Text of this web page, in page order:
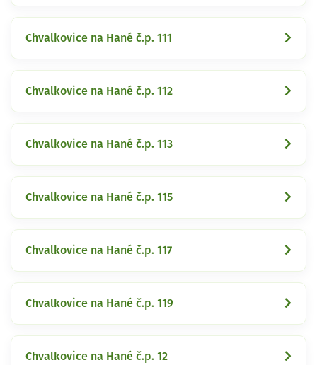
Chvalkovice na Hané č.p. 111
Chvalkovice na Hané č.p. 112
Chvalkovice na Hané č.p. 113
Chvalkovice na Hané č.p. 115
Chvalkovice na Hané č.p. 117
Chvalkovice na Hané č.p. 119
Chvalkovice na Hané č.p. 12